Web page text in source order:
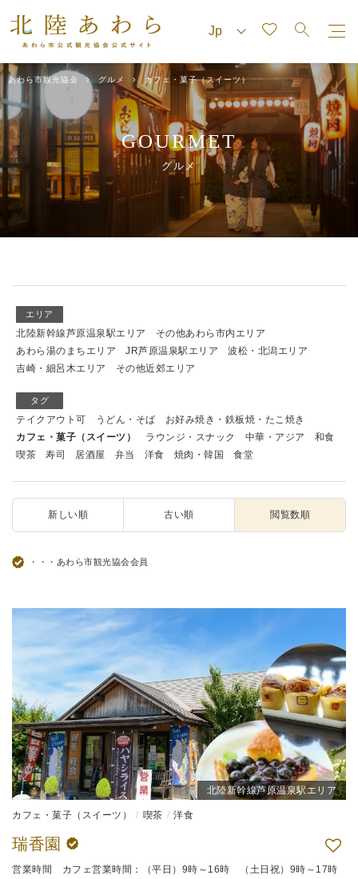
あわら市観光協会 グルメ カフェ・菓子（スイーツ）
GOURMET
グルメ
エリア
北陸新幹線芦原温泉駅エリア
その他あわら市内エリア
あわら湯のまちエリア
JR芦原温泉駅エリア
波松・北潟エリア
吉崎・細呂木エリア
その他近郊エリア
タグ
テイクアウト可 うどん・そば
お好み焼き・鉄板焼・たこ焼き
カフェ・菓子（スイーツ）
ラウンジ・スナック 中華・アジア
和食
喫茶
寿司 居酒屋 弁当 洋食 焼肉・韓国 食堂
新しい順 古い順 閲覧数順
・・・あわら市観光協会会員
北陸新幹線芦原温泉駅エリア
カフェ・菓子（スイーツ） 喫茶 洋食
瑞香園
営業時間 カフェ営業時間：（平日）9時～16時 （土日祝）9時～17時